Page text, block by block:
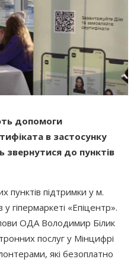
допомоги
в застосунку
звернутися до пунктів
пунктів підтримки у м.
гіпермаркеті «Епіцентр».
ОДА Володимир Білик
послуг у Мінцифрі
які безоплатно